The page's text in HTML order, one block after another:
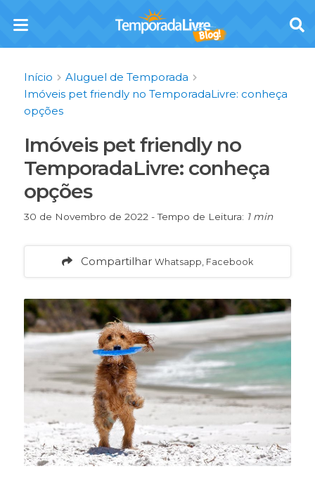
Início
Aluguel de Temporada
Imóveis pet friendly no TemporadaLivre: conheça
opções
Imóveis pet friendly no
TemporadaLivre: conheça
opções
30 de Novembro de 2022 - Tempo de Leitura: 1 min
Compartilhar Whatsapp, Facebook